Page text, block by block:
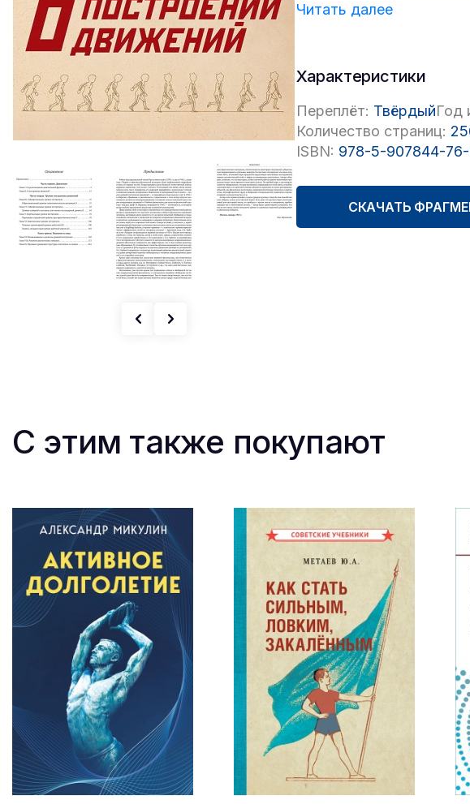
Читать далее
Характеристики
Переплёт: ТвёрдыйГод
Количество страниц:
ISBN: 978-5-907844-
СКАЧАТЬ
С этим также покупают